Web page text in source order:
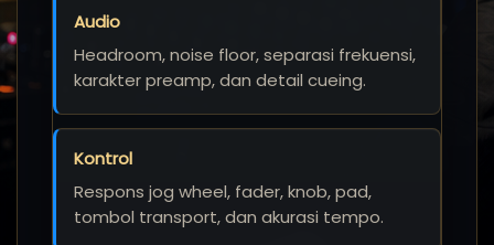
Audio
Headroom, noise floor, separasi frekuensi,
karakter preamp, dan detail cueing.
Kontrol
Respons jog wheel, fader, knob, pad,
tombol transport, dan akurasi tempo.